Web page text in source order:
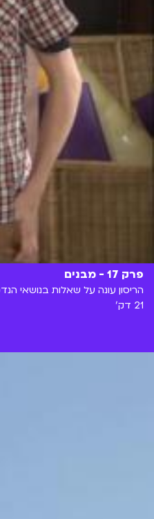
פרק 17 - מבנים
הריסון עונה על שאלות בנושאי
21 דק'